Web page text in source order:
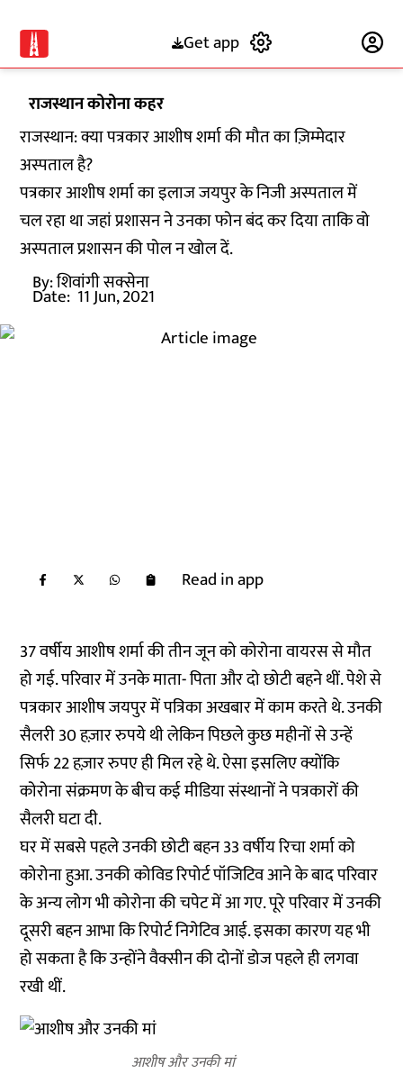
Get app
राजस्थान कोरोना कहर
राजस्थान: क्या पत्रकार आशीष शर्मा की मौत का ज़िम्मेदार
अस्पताल है?
पत्रकार आशीष शर्मा का इलाज जयपुर के निजी अस्पताल में
चल रहा था जहां प्रशासन ने उनका फोन बंद कर दिया ताकि वो
अस्पताल प्रशासन की पोल न खोल दें.
By:शिवांगी सक्सेना
Date: 11 Jun, 2021
Read in app
37 वर्षीय आशीष शर्मा की तीन जून को कोरोना वायरस से मौत
हो गई. परिवार में उनके माता- पिता और दो छोटी बहने थीं. पेशे से
पत्रकार आशीष जयपुर में पत्रिका अखबार में काम करते थे. उनकी
सैलरी 30 हज़ार रुपये थी लेकिन पिछले कुछ महीनों से उन्हें
सिर्फ 22 हज़ार रुपए ही मिल रहे थे. ऐसा इसलिए क्योंकि
कोरोना संक्रमण के बीच कई मीडिया संस्थानों ने पत्रकारों की
सैलरी घटा दी.
घर में सबसे पहले उनकी छोटी बहन 33 वर्षीय रिचा शर्मा को
कोरोना हुआ. उनकी कोविड रिपोर्ट पॉजिटिव आने के बाद परिवार
के अन्य लोग भी कोरोना की चपेट में आ गए. पूरे परिवार में उनकी
दूसरी बहन आभा कि रिपोर्ट निगेटिव आई. इसका कारण यह भी
हो सकता है कि उन्होंने वैक्सीन की दोनों डोज पहले ही लगवा
रखी थीं.
आशीष और उनकी मां